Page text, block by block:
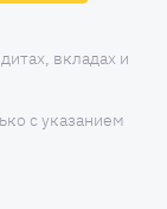
вкладах и
с указанием